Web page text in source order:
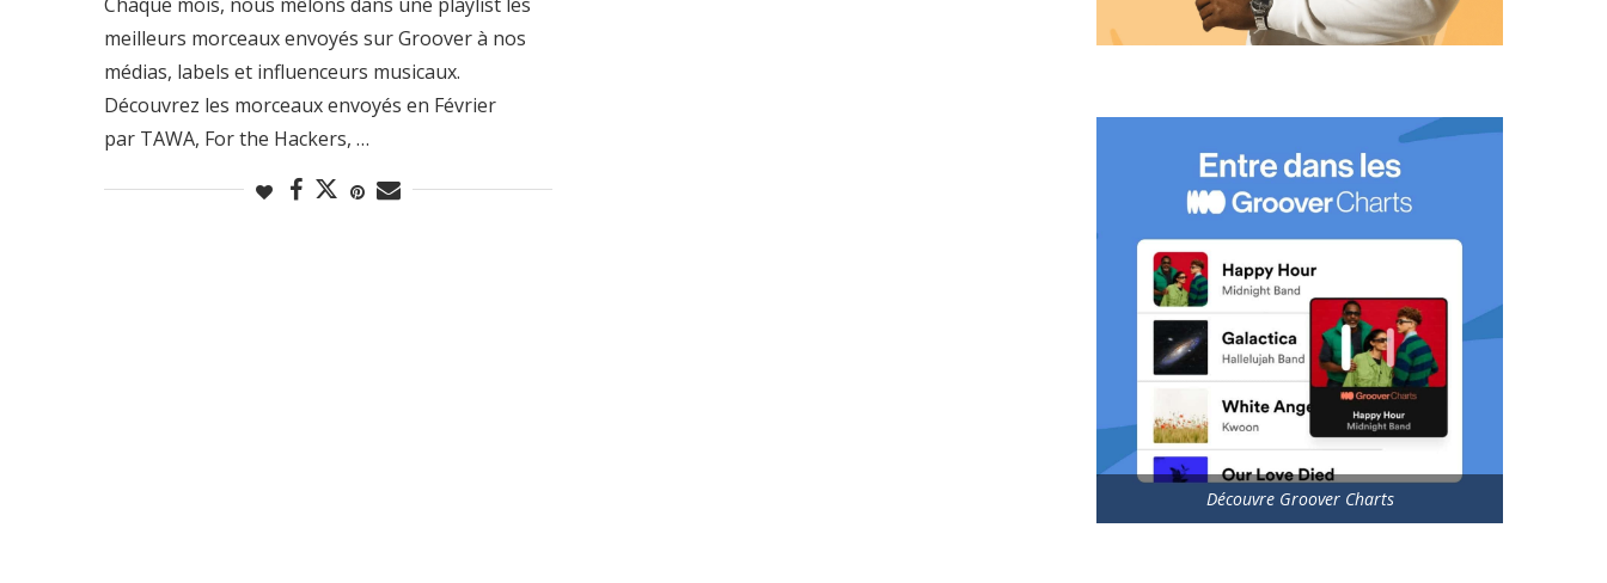
meilleurs morceaux envoyés sur Groover à nos
médias, labels et influenceurs musicaux.
Découvrez les morceaux envoyés en Février
par TAWA, For the Hackers, …
Découvre Groover Charts